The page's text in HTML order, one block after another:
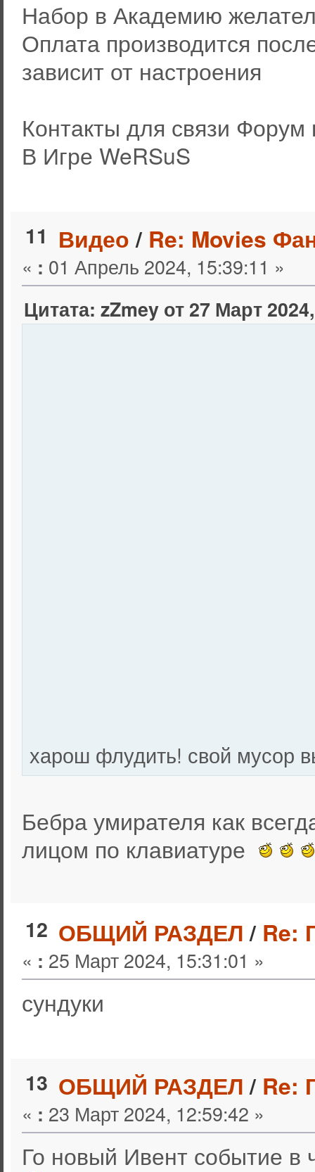
Набор в Академию
Оплата производится
зависит от настроения
Контакты для связи Форум
В Игре WeRSuS
11 Видео/ Re: Movies
« : 01 Апрель 2024, 15:39:11 »
Цитата: zZmey от 27 Март
харош флудить! свой мусор
Бебра умирателя как
лицом по клавиатуре
12 ОБЩИЙ РАЗДЕЛ/ Re:
« : 25 Март 2024, 15:31:01 »
сундуки
13 ОБЩИЙ РАЗДЕЛ/ Re:
« : 23 Март 2024, 12:59:42 »
Го новый Ивент событие в